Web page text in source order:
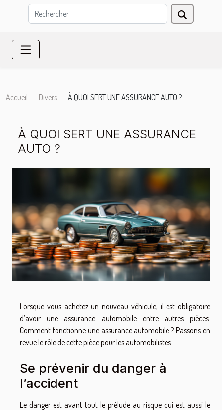
Accueil Divers À QUOI SERT UNE ASSURANCE AUTO ?
À QUOI SERT UNE ASSURANCE
AUTO ?
Lorsque vous achetez un nouveau véhicule, il est obligatoire
d’avoir une assurance automobile entre autres pièces.
Comment fonctionne une assurance automobile ? Passons en
revue le rôle de cette pièce pour les automobilistes.
Se prévenir du danger à
l’accident
Le danger est avant tout le prélude au risque qui est aussi le